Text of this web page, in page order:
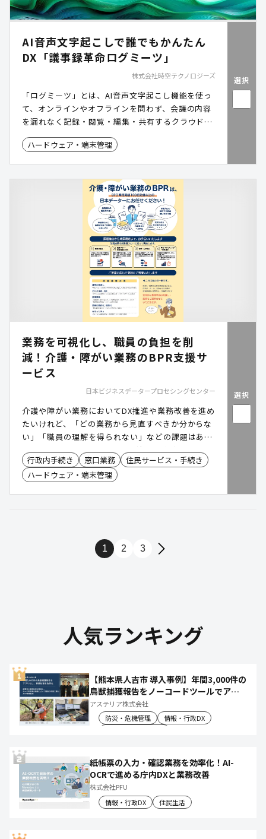
AI音声文字起こしで誰でもかんたん
DX「議事録革命ログミーツ」
株式会社時空テクノロジーズ
「ログミーツ」とは、AI音声文字起こし機能を使っ
て、オンラインやオフラインを問わず、会議の内容
を漏れなく記録・閲覧・編集・共有するクラウドサ
ービスです。
ハードウェア・端末管理
選択
業務を可視化し、職員の負担を削
減！介護・障がい業務のBPR支援サ
ービス
日本ビジネスデータープロセシングセンター
介護や障がい業務においてDX推進や業務改善を進め
たいけれど、「どの業務から見直すべきか分からな
い」「職員の理解を得られない」などの課題はあり
ませんか? 本サービスでは、自治体の実務を熟知し
たコンサルタントが、業務棚卸しから改善施策の実
行、効果測定までを一貫支援。データと現場視点の
行政内手続き 窓口業務
住民サービス・手続き
ハードウェア・端末管理
選択
1 2 3
人気ランキング
【熊本県人吉市 導入事例】年間3,000件の
鳥獣捕獲報告をノーコードツールでアプ
リ化し、月50時間の庁内作業を削減
アステリア株式会社
防災・危機管理
情報・行政DX
紙帳票の入力・確認業務を効率化！AI-
OCRで進める庁内DXと業務改善
株式会社PFU
情報・行政DX
住民生活